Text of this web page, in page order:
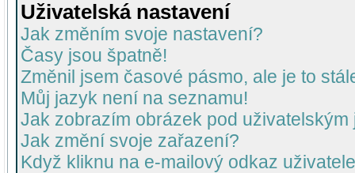
Uživatelská nastavení
Jak změním svoje nastavení?
Časy jsou špatně!
Změnil jsem časové pásmo, ale je to
Můj jazyk není na seznamu!
Jak zobrazím obrázek pod uživatelským
Jak změní svoje zařazení?
Když kliknu na e-mailový odkaz